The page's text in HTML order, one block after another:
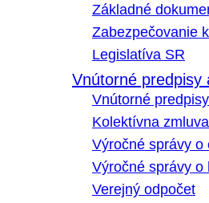
Základné
Zabezpečovanie
Legislatíva SR
Vnútorné predpisy
Vnútorné predpisy
Kolektívna zmluva
Výročné správy o
Výročné správy o
Verejný odpočet